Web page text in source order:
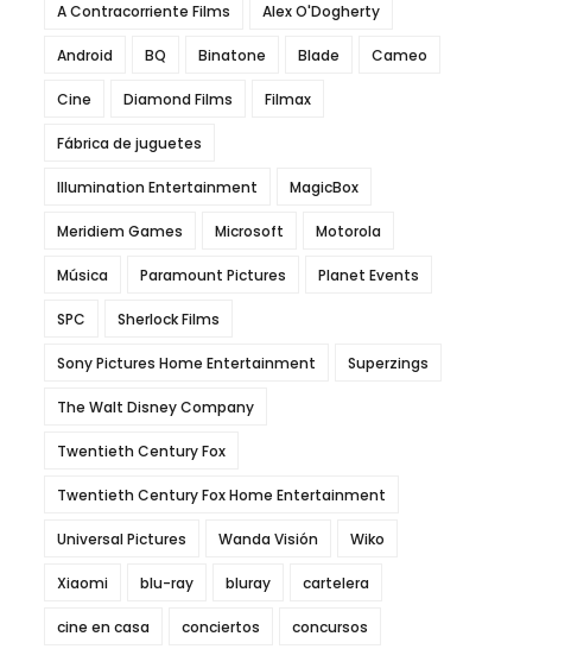
A Contracorriente Films Alex O'Dogherty
Android BQ Binatone Blade Cameo
Cine Diamond Films Filmax
Fábrica de juguetes
Illumination Entertainment MagicBox
Meridiem Games Microsoft Motorola
Música Paramount Pictures Planet Events
SPC Sherlock Films
Sony Pictures Home Entertainment Superzings
The Walt Disney Company
Twentieth Century Fox
Twentieth Century Fox Home Entertainment
Universal Pictures Wanda Visión Wiko
Xiaomi blu-ray bluray cartelera
cine en casa conciertos concursos